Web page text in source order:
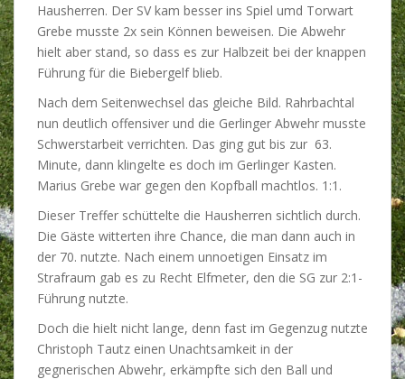
Hausherren. Der SV kam besser ins Spiel umd Torwart
Grebe musste 2x sein Können beweisen. Die Abwehr
hielt aber stand, so dass es zur Halbzeit bei der knappen
Führung für die Biebergelf blieb.
Nach dem Seitenwechsel das gleiche Bild. Rahrbachtal
nun deutlich offensiver und die Gerlinger Abwehr musste
Schwerstarbeit verrichten. Das ging gut bis zur 63.
Minute, dann klingelte es doch im Gerlinger Kasten.
Marius Grebe war gegen den Kopfball machtlos. 1:1.
Dieser Treffer schüttelte die Hausherren sichtlich durch.
Die Gäste witterten ihre Chance, die man dann auch in
der 70. nutzte. Nach einem unnoetigen Einsatz im
Strafraum gab es zu Recht Elfmeter, den die SG zur 2:1-
Führung nutzte.
Doch die hielt nicht lange, denn fast im Gegenzug nutzte
Christoph Tautz einen Unachtsamkeit in der
gegnerischen Abwehr, erkämpfte sich den Ball und